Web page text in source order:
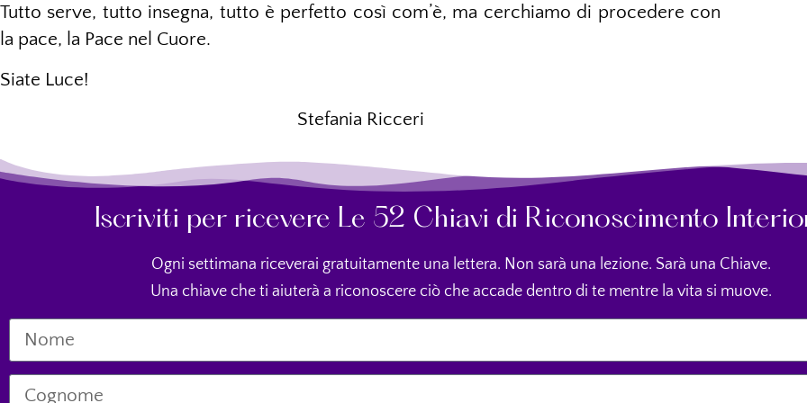
Tutto serve, tutto insegna, tutto è perfetto così com’è, ma cerchiamo di procedere con
la pace, la Pace nel Cuore.
Siate Luce!
Stefania Ricceri
Iscriviti per ricevere Le 52 Chiavi di Riconoscimento
Ogni settimana riceverai gratuitamente una lettera. Non sarà una lezione. Sarà una Chiave.
Una chiave che ti aiuterà a riconoscere ciò che accade dentro di te mentre la vita si muove.